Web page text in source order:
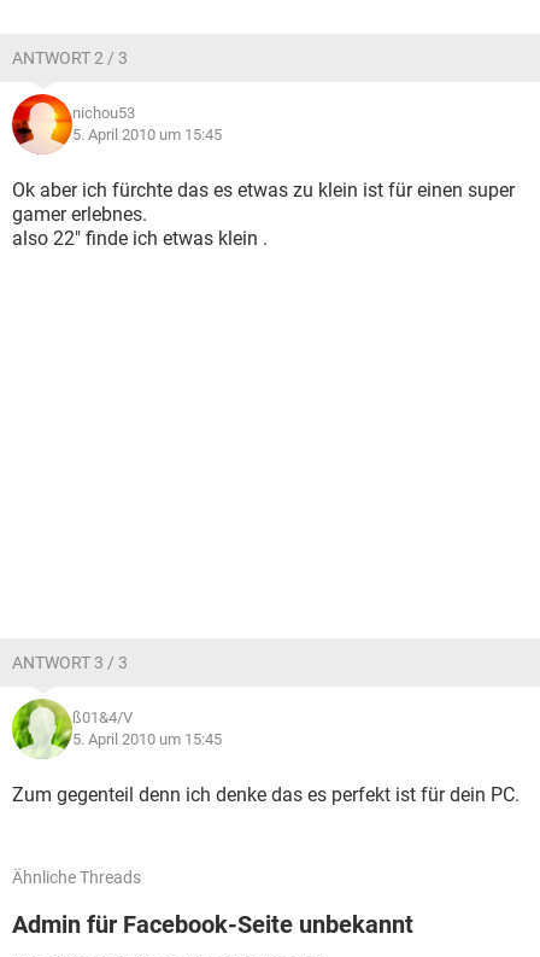
ANTWORT 2 / 3
nichou53
5. April 2010 um 15:45
Ok aber ich fürchte das es etwas zu klein ist für einen super
gamer erlebnes.
also 22" finde ich etwas klein .
ANTWORT 3 / 3
ß01&4/V
5. April 2010 um 15:45
Zum gegenteil denn ich denke das es perfekt ist für dein PC.
Ähnliche Threads
Admin für Facebook-Seite unbekannt